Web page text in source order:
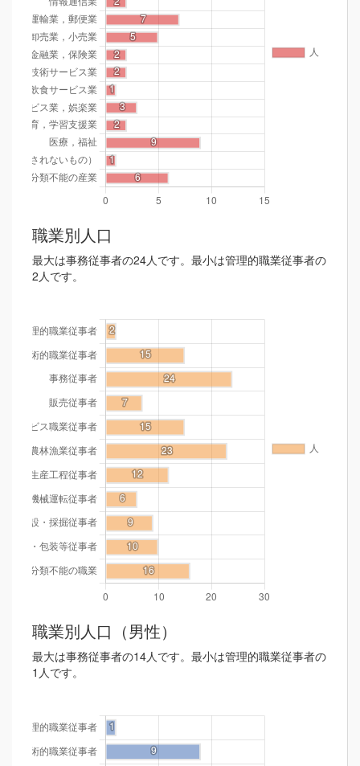
職業別人口
最大は事務従事者の24人です。最小は管理的職業従事者の
2人です。
職業別人口（男性）
最大は事務従事者の14人です。最小は管理的職業従事者の
1人です。